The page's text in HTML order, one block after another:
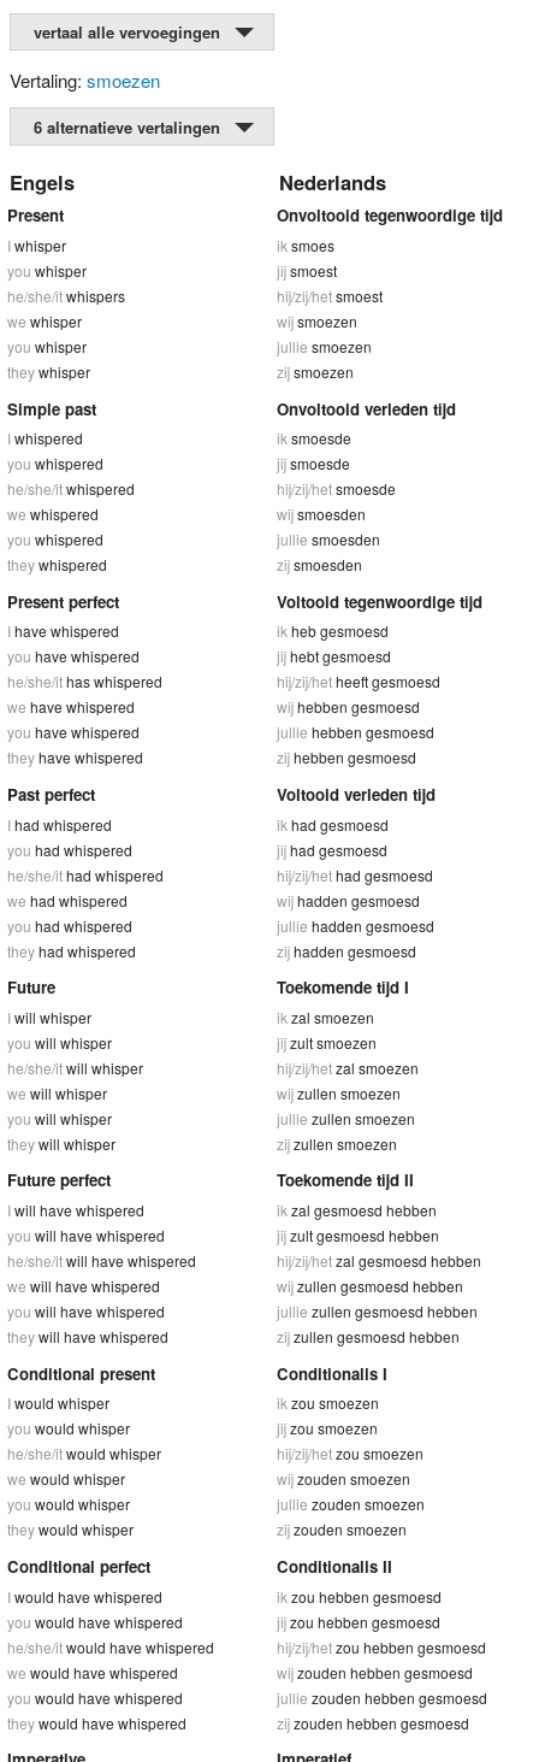
vertaal alle vervoegingen
Vertaling: smoezen
6 alternatieve vertalingen
Engels Nederlands
Present
Iwhisper
you whisper
he/she/itwhispers
we whisper
you whisper
theywhisper
Onvoltooid tegenwoordige tijd
ik smoes
jijsmoest
hij/zij/hetsmoest
wijsmoezen
jullie smoezen
zijsmoezen
Simple past
Iwhispered
you whispered
he/she/itwhispered
we whispered
you whispered
theywhispered
Onvoltooid verleden tijd
ik smoesde
jijsmoesde
hij/zij/hetsmoesde
wijsmoesden
jullie smoesden
zijsmoesden
Present perfect
Ihave whispered
you have whispered
he/she/ithas whispered
we have whispered
you have whispered
theyhave whispered
Voltooid tegenwoordige tijd
ikheb gesmoesd
jijhebt gesmoesd
hij/zij/hetheeft gesmoesd
wijhebben gesmoesd
jullie hebben gesmoesd
zijhebben gesmoesd
Past perfect
Ihad whispered
you had whispered
he/she/ithad whispered
we had whispered
you had whispered
theyhad whispered
Voltooid verleden tijd
ik had gesmoesd
jijhad gesmoesd
hij/zij/hethad gesmoesd
wijhadden gesmoesd
jullie hadden gesmoesd
zijhadden gesmoesd
Future
Iwill whisper
you will whisper
he/she/itwill whisper
we will whisper
you will whisper
theywill whisper
Toekomende tijd I
ik zal smoezen
jijzult smoezen
hij/zij/hetzal smoezen
wijzullen smoezen
jullie zullen smoezen
zijzullen smoezen
Future perfect
Iwill have whispered
you will have whispered
he/she/itwill have whispered
we will have whispered
you will have whispered
theywill have whispered
Toekomende tijd II
ik zal gesmoesd hebben
jijzult gesmoesd hebben
hij/zij/hetzal gesmoesd hebben
wijzullen gesmoesd hebben
jullie zullen gesmoesd hebben
zijzullen gesmoesd hebben
Conditional present
Iwould whisper
you would whisper
he/she/itwould whisper
we would whisper
you would whisper
theywould whisper
Conditionalis I
ik zou smoezen
jijzou smoezen
hij/zij/hetzou smoezen
wijzouden smoezen
jullie zouden smoezen
zijzouden smoezen
Conditional perfect
Iwould have whispered
you would have whispered
he/she/itwould have whispered
we would have whispered
you would have whispered
theywould have whispered
Conditionalis II
ik zou hebben gesmoesd
jijzou hebben gesmoesd
hij/zij/hetzou hebben gesmoesd
wijzouden hebben gesmoesd
jullie zouden hebben gesmoesd
zijzouden hebben gesmoesd